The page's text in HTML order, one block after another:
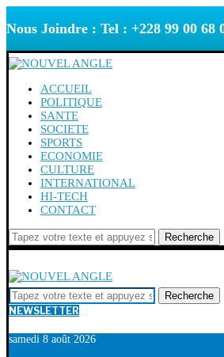
Nous Joindre : Tel : +228 99 00 68
ACCUEIL
POLITIQUE
SANTE
SOCIETE
SPORTS
ECONOMIE
CULTURE
INTERNATIONAL
HI-TECH
CONTACT
Recherche
Recherche
NEWSLETTER
samedi 8 août 2026